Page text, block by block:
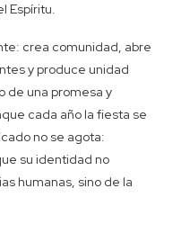
Espíritu.
crea comunidad, abre
y produce unidad
de una promesa y
cada año la fiesta se
no se agota:
su identidad no
humanas, sino de la